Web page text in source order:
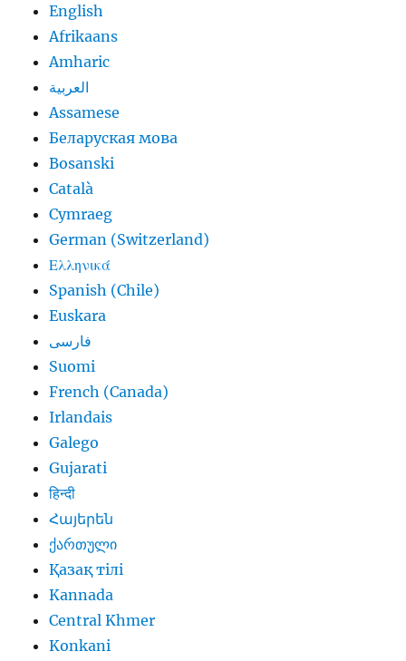
English
Afrikaans
Amharic
العربية
Assamese
Беларуская мова
Bosanski
Català
Cymraeg
German (Switzerland)
Ελληνικά
Spanish (Chile)
Euskara
فارسی
Suomi
French (Canada)
Irlandais
Galego
Gujarati
हिन्दी
Հայերեն
ქართული
Қазақ тілі
Kannada
Central Khmer
Konkani